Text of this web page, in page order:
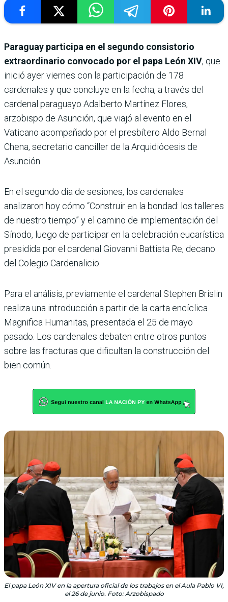
Paraguay participa en el segundo consistorio
extraordinario convocado por el papa León XIV, que
inició ayer viernes con la participación de 178
cardenales y que concluye en la fecha, a través del
cardenal paraguayo Adalberto Martínez Flores,
arzobispo de Asunción, que viajó al evento en el
Vaticano acompañado por el presbítero Aldo Bernal
Chena, secretario canciller de la Arquidiócesis de
Asunción.
En el segundo día de sesiones, los cardenales
analizaron hoy cómo “Construir en la bondad: los talleres
de nuestro tiempo” y el camino de implementación del
Sínodo, luego de participar en la celebración eucarística
presidida por el cardenal Giovanni Battista Re, decano
del Colegio Cardenalicio.
Para el análisis, previamente el cardenal Stephen Brislin
realiza una introducción a partir de la carta encíclica
Magnifica Humanitas, presentada el 25 de mayo
pasado. Los cardenales debaten entre otros puntos
sobre las fracturas que dificultan la construcción del
bien común.
El papa León XIV en la apertura oficial de los trabajos en el Aula Pablo VI,
el 26 de junio. Foto: Arzobispado